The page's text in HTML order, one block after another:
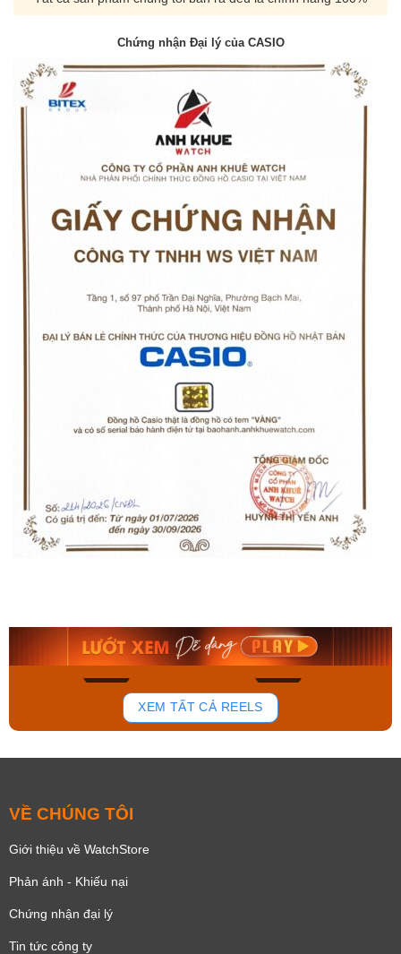
Chứng nhận Đại lý của CASIO
190
Mua ngay Mua ngay
XEM TẤT CẢ REELS
VỀ CHÚNG TÔI
Giới thiệu về WatchStore
Phản ánh - Khiếu nại
Chứng nhận đại lý
Tin tức công ty